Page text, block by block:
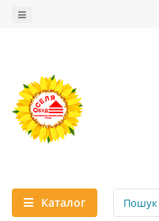
Каталог